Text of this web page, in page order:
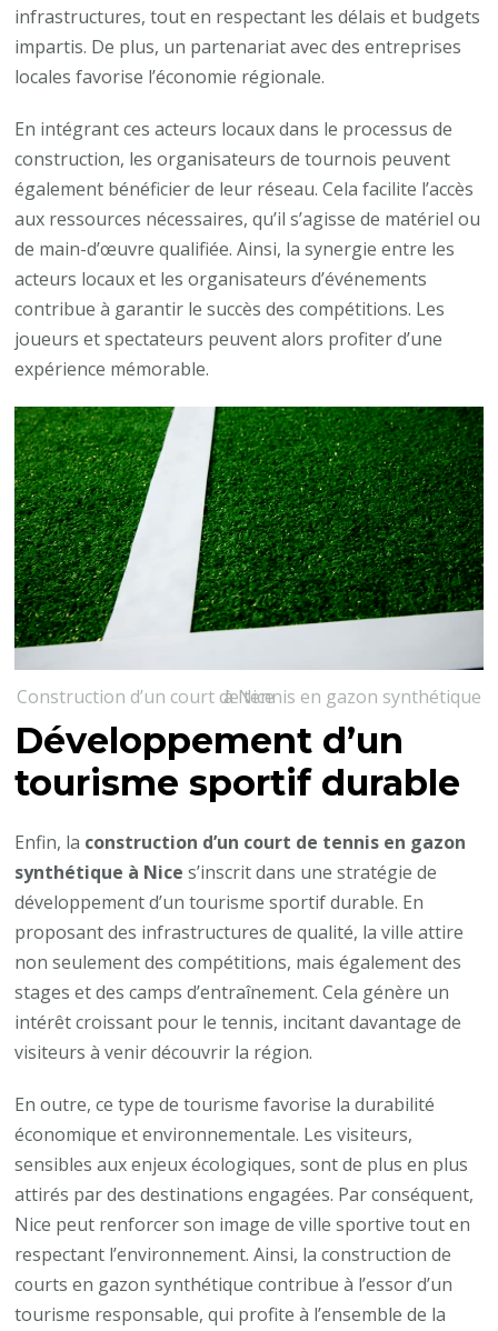
infrastructures, tout en respectant les délais et budgets
impartis. De plus, un partenariat avec des entreprises
locales favorise l’économie régionale.
En intégrant ces acteurs locaux dans le processus de
construction, les organisateurs de tournois peuvent
également bénéficier de leur réseau. Cela facilite l’accès
aux ressources nécessaires, qu’il s’agisse de matériel ou
de main-d’œuvre qualifiée. Ainsi, la synergie entre les
acteurs locaux et les organisateurs d’événements
contribue à garantir le succès des compétitions. Les
joueurs et spectateurs peuvent alors profiter d’une
expérience mémorable.
Construction d’un court de tennis en gazon synthétique à Nice
Développement d’un
tourisme sportif durable
Enfin, la construction d’un court de tennis en gazon
synthétique à Nice s’inscrit dans une stratégie de
développement d’un tourisme sportif durable. En
proposant des infrastructures de qualité, la ville attire
non seulement des compétitions, mais également des
stages et des camps d’entraînement. Cela génère un
intérêt croissant pour le tennis, incitant davantage de
visiteurs à venir découvrir la région.
En outre, ce type de tourisme favorise la durabilité
économique et environnementale. Les visiteurs,
sensibles aux enjeux écologiques, sont de plus en plus
attirés par des destinations engagées. Par conséquent,
Nice peut renforcer son image de ville sportive tout en
respectant l’environnement. Ainsi, la construction de
courts en gazon synthétique contribue à l’essor d’un
tourisme responsable, qui profite à l’ensemble de la